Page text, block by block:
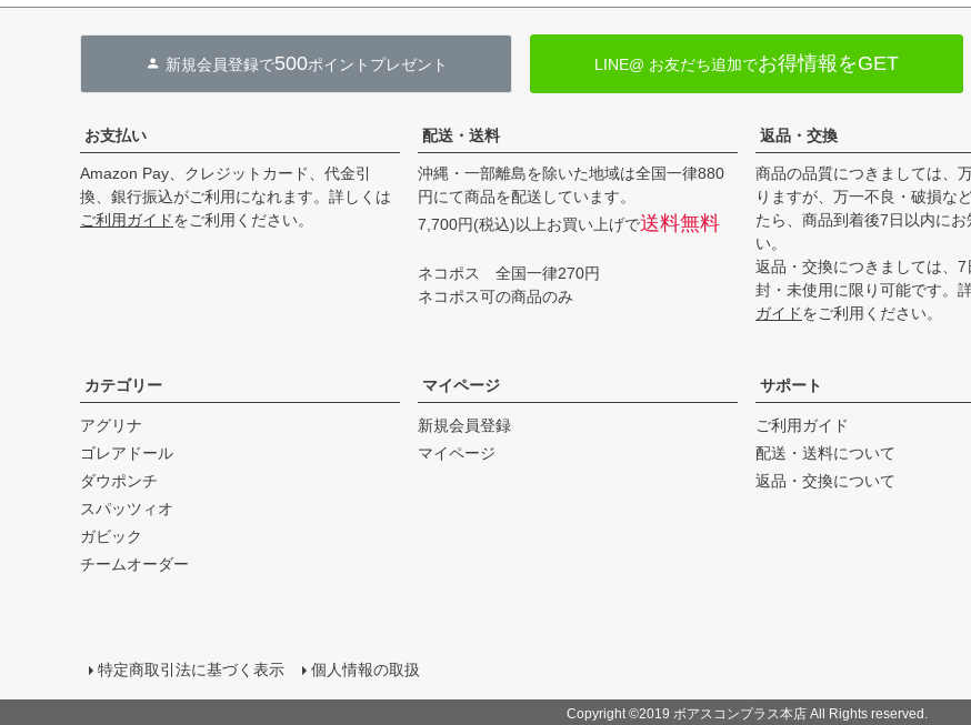
新規会員登録で500ポイントプレゼント LINE@ お友だち追加でお得情報をGET
お支払い
Amazon Pay、クレジットカード、代金引
換、銀行振込がご利用になれます。詳しくは
ご利用ガイドをご利用ください。
配送・送料
沖縄・一部離島を除いた地域は全国一律880
円にて商品を配送しています。
7,700円(税込)以上お買い上げで送料無料
ネコポス 全国一律270円
ネコポス可の商品のみ
返品・交換
商品の品質につきましては、
りますが、万一不良・破損な
たら、商品到着後7日以内にお
い。
返品・交換につきましては、7
封・未使用に限り可能です。
ガイドをご利用ください。
カテゴリー
アグリナ
ゴレアドール
ダウポンチ
スパッツィオ
ガビック
チームオーダー
マイページ
新規会員登録
マイページ
サポート
ご利用ガイド
配送・送料について
返品・交換について
特定商取引法に基づく表示 個人情報の取扱
Copyright ©2019 ボアスコンプラス本店 All Rights reserved.